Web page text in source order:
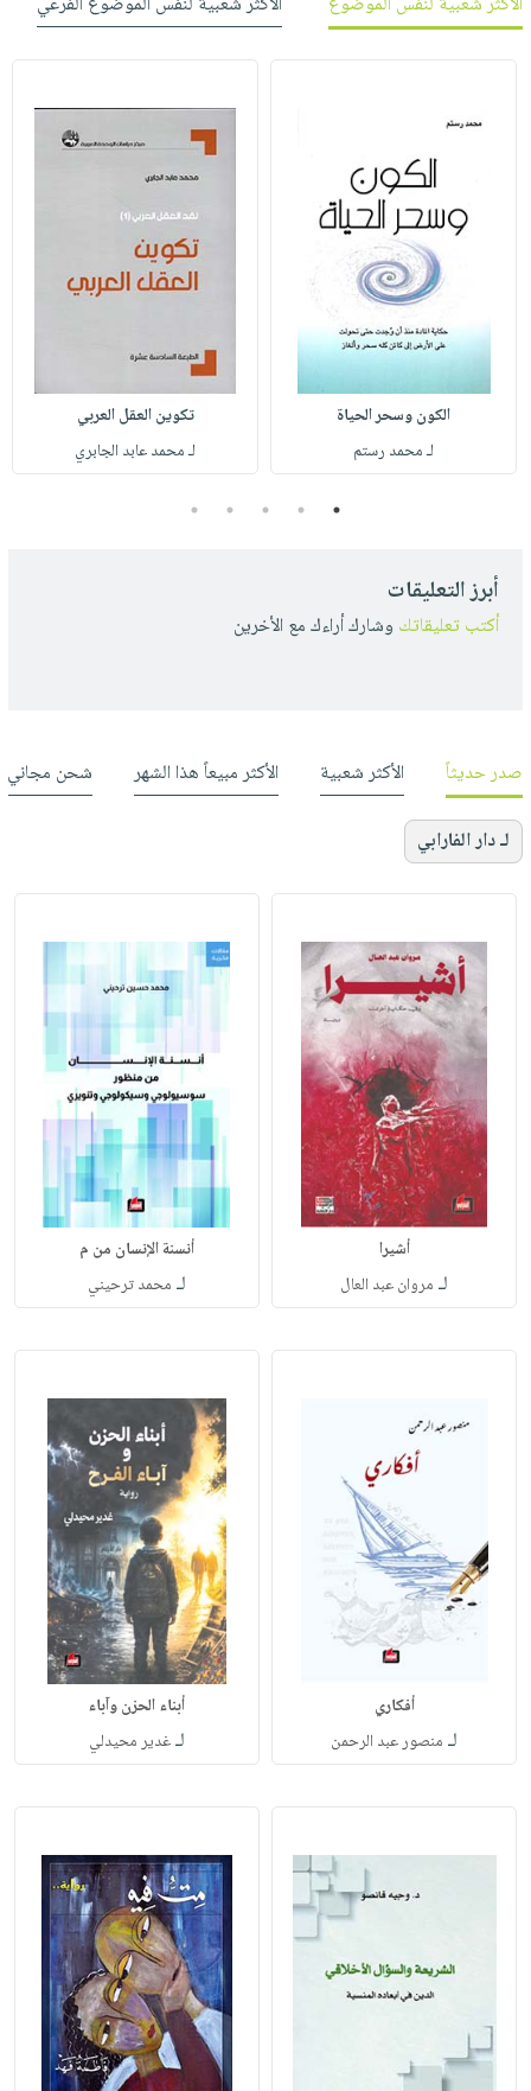
الكون وسحر الحياة
لـ محمد رستم
تكوين العقل العربي
لـ محمد عابد الجابري
1
2
3
4
5
أبرز التعليقات
أكتب تعليقاتك وشارك أراءك مع الأخرين
صدر حديثاً الأكثر شعبية الأكثر مبيعاً هذا الشهر شحن مجاني
لـ دار الفارابي
أشيرا
لـ مروان عبد العال
أنسنة الإنسان من م
لـ محمد ترحيني
أفكاري
لـ منصور عبد الرحمن
أبناء الحزن وآباء
لـغدير محيدلي